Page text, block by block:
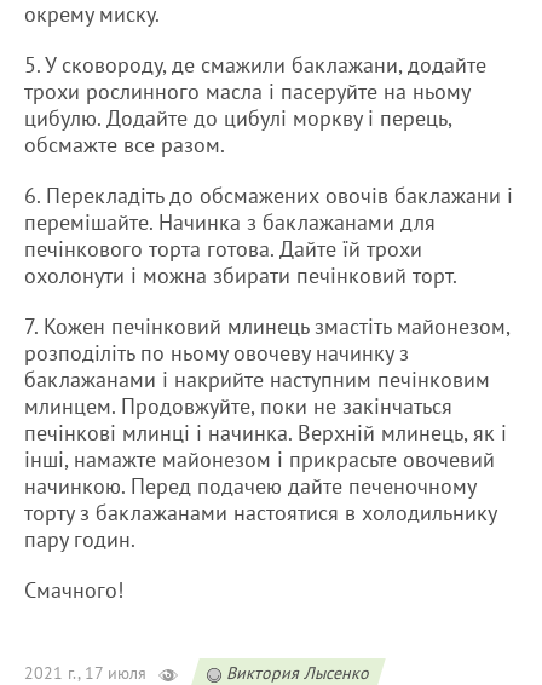
окрему миску.
5. У сковороду, де смажили баклажани, додайте
трохи рослинного масла і пасеруйте на ньому
цибулю. Додайте до цибулі моркву і перець,
обсмажте все разом.
6. Перекладіть до обсмажених овочів баклажани і
перемішайте. Начинка з баклажанами для
печінкового торта готова. Дайте їй трохи
охолонути і можна збирати печінковий торт.
7. Кожен печінковий млинець змастіть майонезом,
розподіліть по ньому овочеву начинку з
баклажанами і накрийте наступним печінковим
млинцем. Продовжуйте, поки не закінчаться
печінкові млинці і начинка. Верхній млинець, як і
інші, намажте майонезом і прикрасьте овочевий
начинкою. Перед подачею дайте печеночному
торту з баклажанами настоятися в холодильнику
пару годин.
Смачного!
2021 г., 17 июля
Виктория Лысенко